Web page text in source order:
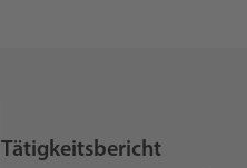
Tätigkeitsbericht